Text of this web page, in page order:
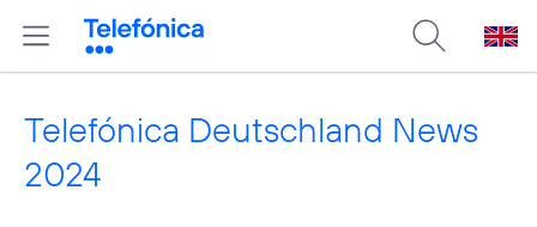
Telefónica Deutschland News
2024